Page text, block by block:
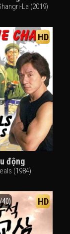
La (2019)
HD
động
(1984)
40) HD